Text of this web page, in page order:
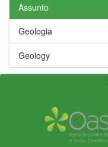
Assunto
Geologia
Geology